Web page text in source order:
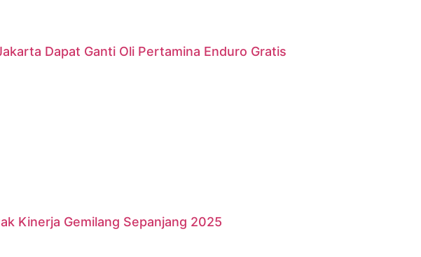
Dapat Ganti Oli Pertamina Enduro Gratis
Kinerja Gemilang Sepanjang 2025